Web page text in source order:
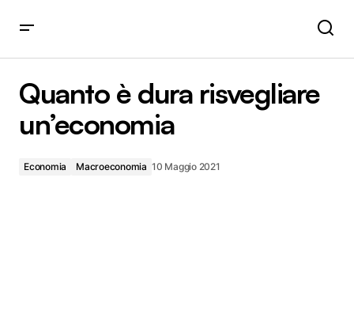
Quanto è dura risvegliare
un’economia
Economia Macroeconomia 10 Maggio 2021